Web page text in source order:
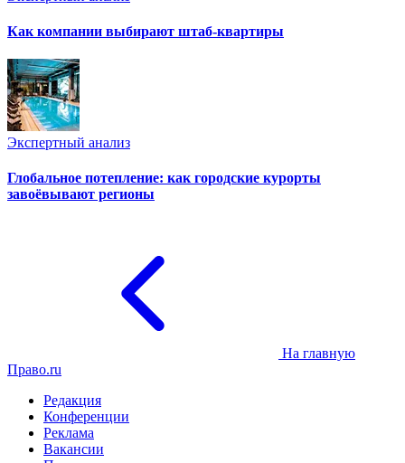
Как компании выбирают штаб-квартиры
Экспертный анализ
Глобальное потепление: как городские курорты
завоёвывают регионы
На главную
Право.ru
Редакция
Конференции
Реклама
Вакансии